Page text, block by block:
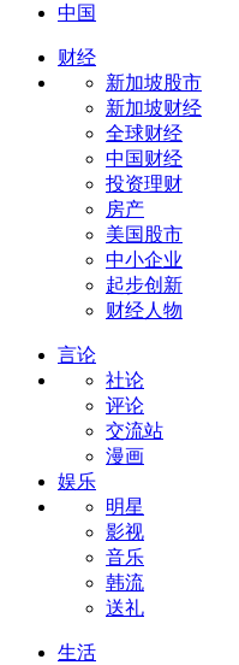
中国
财经
新加坡股市
新加坡财经
全球财经
中国财经
投资理财
房产
美国股市
中小企业
起步创新
财经人物
言论
社论
评论
交流站
漫画
娱乐
明星
影视
音乐
韩流
送礼
生活